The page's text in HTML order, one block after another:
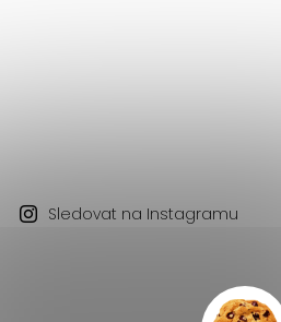
Sledovat na Instagramu